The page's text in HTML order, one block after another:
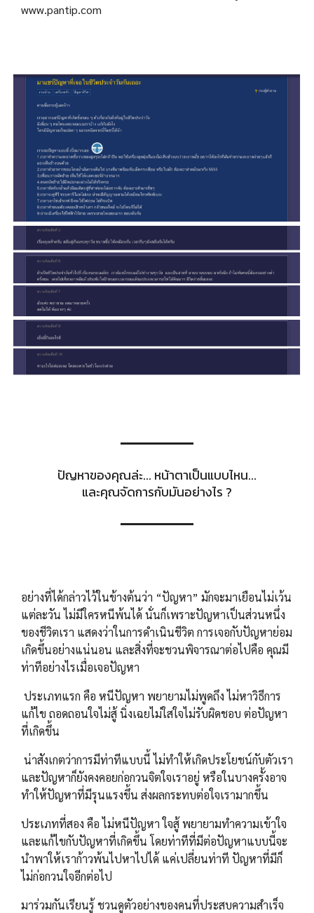
www.pantip.com
ปัญหาของคุณล่ะ... หน้าตาเป็นแบบไหน...
และคุณจัดการกับมันอย่างไร ?
อย่างที่ได้กล่าวไว้ในข้างต้นว่า “ปัญหา” มักจะมาเยือนไม่เว้น
แต่ละวัน ไม่มีใครหนีพ้นได้ นั่นก็เพราะปัญหาเป็นส่วนหนึ่ง
ของชีวิตเรา แสดงว่าในการดำเนินชีวิต การเจอกับปัญหาย่อม
เกิดขึ้นอย่างแน่นอน และสิ่งที่จะชวนพิจารณาต่อไปคือ คุณมี
ท่าทีอย่างไรเมื่อเจอปัญหา
ประเภทแรก คือ หนีปัญหา พยายามไม่พูดถึง ไม่หาวิธีการ
แก้ไข ถอดถอนใจไม่สู้ นิ่งเฉยไม่ใสใจไม่รับผิดชอบ ต่อปัญหา
ที่เกิดขึ้น
น่าสังเกตว่าการมีท่าทีแบบนี้ ไม่ทำให้เกิดประโยชน์กับตัวเรา
และปัญหาก็ยังคงคอยก่อกวนจิตใจเราอยู่ หรือในบางครั้งอาจ
ทำให้ปัญหาที่มีรุนแรงขึ้น ส่งผลกระทบต่อใจเรามากขึ้น
ประเภทที่สอง คือ ไม่หนีปัญหา ใจสู้ พยายามทำความเข้าใจ
และแก้ไขกับปัญหาที่เกิดขึ้น โดยท่าทีที่มีต่อปัญหาแบบนี้จะ
นำพาให้เราก้าวพ้นไปหาไปได้ แค่เปลี่ยนท่าที ปัญหาที่มีก็
ไม่ก่อกวนใจอีกต่อไป
มาร่วมกันเรียนรู้ ชวนดูตัวอย่างของคนที่ประสบความสำเร็จ